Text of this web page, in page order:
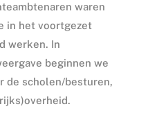
waren
in het voortgezet
werken. In
beginnen we
de scholen/besturen,